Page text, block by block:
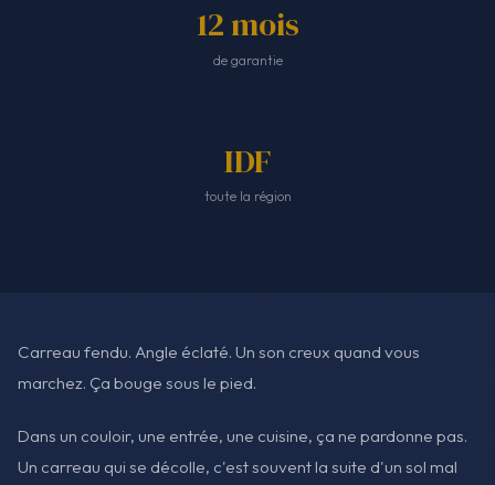
12 mois
de garantie
IDF
toute la région
Carreau fendu. Angle éclaté. Un son creux quand vous
marchez. Ça bouge sous le pied.
Dans un couloir, une entrée, une cuisine, ça ne pardonne pas.
Un carreau qui se décolle, c'est souvent la suite d'un sol mal